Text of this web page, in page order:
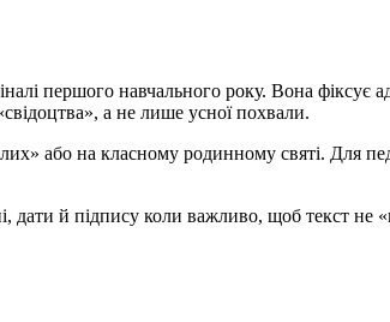
першого навчального року. Вона
а не лише усної похвали.
або на класному родинному святі. Для
дати й підпису коли важливо, щоб текст не